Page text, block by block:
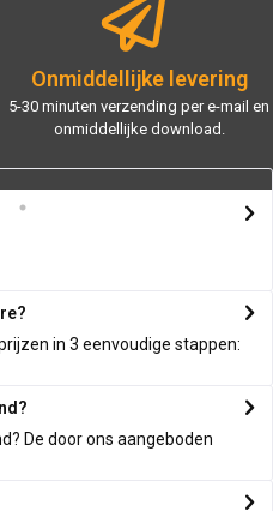
Onmiddellijke levering
5-30 minuten verzending per e-mail en
onmiddellijke download.
in 3 eenvoudige stappen:
De door ons aangeboden